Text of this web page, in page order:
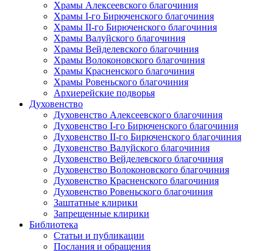
Храмы Алексеевского благочиния
Храмы I-го Бирюченского благочиния
Храмы II-го Бирюченского благочиния
Храмы Валуйского благочиния
Храмы Вейделевского благочиния
Храмы Волоконовского благочиния
Храмы Красненского благочиния
Храмы Ровеньского благочиния
Архиерейские подворья
Духовенство
Духовенство Алексеевского благочиния
Духовенство I-го Бирюченского благочиния
Духовенство II-го Бирюченского благочиния
Духовенство Валуйского благочиния
Духовенство Вейделевского благочиния
Духовенство Волоконовского благочиния
Духовенство Красненского благочиния
Духовенство Ровеньского благочиния
Заштатные клирики
Запрещенные клирики
Библиотека
Статьи и публикации
Послания и обращения